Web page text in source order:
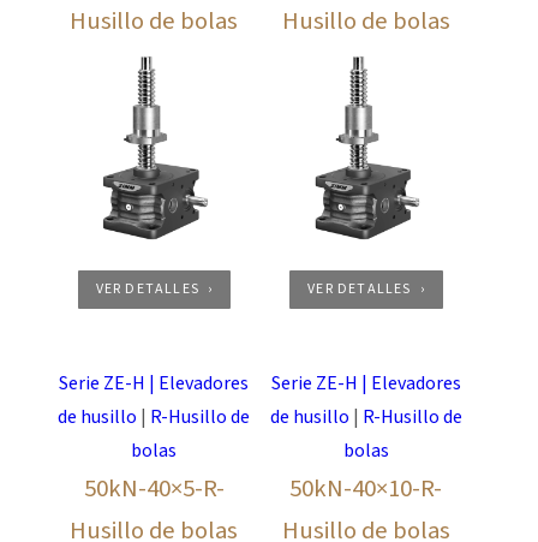
Husillo de bolas
VER DETALLES
Husillo de bolas
VER DETALLES
Serie ZE-H | Elevadores
de husillo | R-Husillo de
bolas
50kN-40×5-R-
Husillo de bolas
Serie ZE-H | Elevadores
de husillo | R-Husillo de
bolas
50kN-40×10-R-
Husillo de bolas